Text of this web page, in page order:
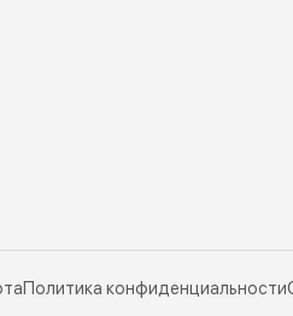
Политика конфиденциальности